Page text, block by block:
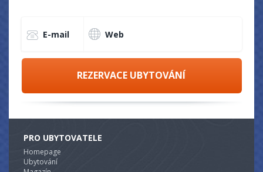
E-mail Web
REZERVACE UBYTOVÁNÍ
PRO UBYTOVATELE
Homepage
Ubytování